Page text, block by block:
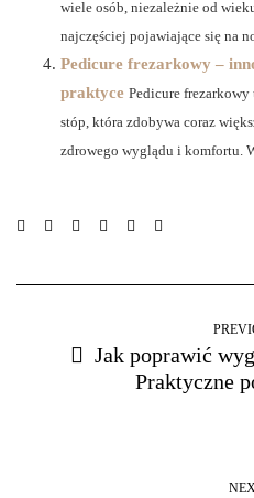
wiele osób, niezależnie od
najczęściej pojawiające się na
Pedicure frezarkowy –
praktyce Pedicure
stóp, która zdobywa coraz
zdrowego wyglądu i komfortu.
Jak poprawić
Praktyczne